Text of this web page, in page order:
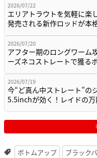
2026/07/22
エリアトラウトを気軽に楽
発売される新作ロッドが本
2026/07/20
アフター期のロングワーム
ーズネコストレートで獲る
2026/07/19
今“ど真ん中ストレート”の
5.5inchが効く！レイドの
ボトムアップ ブラック